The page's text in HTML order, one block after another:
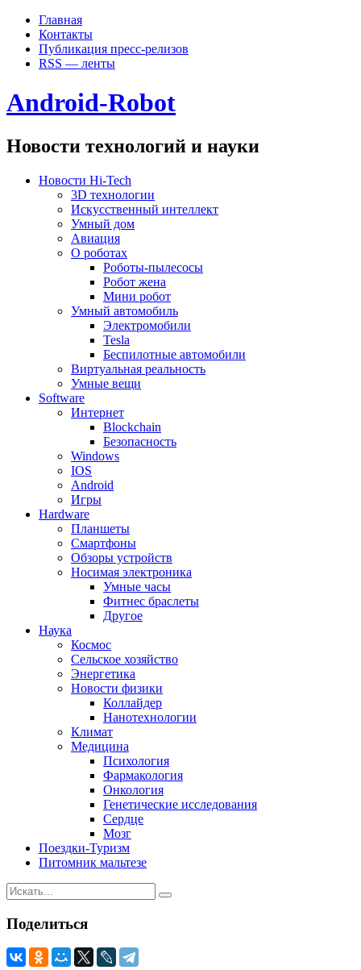
Главная
Контакты
Публикация пресс-релизов
RSS — ленты
Android-Robot
Новости технологий и науки
Новости Hi-Tech
3D технологии
Искусственный интеллект
Умный дом
Авиация
О роботах
Роботы-пылесосы
Робот жена
Мини робот
Умный автомобиль
Электромобили
Tesla
Беспилотные автомобили
Виртуальная реальность
Умные вещи
Software
Интернет
Blockchain
Безопасность
Windows
IOS
Android
Игры
Hardware
Планшеты
Смартфоны
Обзоры устройств
Носимая электроника
Умные часы
Фитнес браслеты
Другое
Наука
Космос
Сельское хозяйство
Энергетика
Новости физики
Коллайдер
Нанотехнологии
Климат
Медицина
Психология
Фармакология
Онкология
Генетические исследования
Сердце
Мозг
Поездки-Туризм
Питомник мальтезе
Поделиться